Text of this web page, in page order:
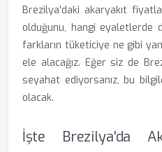
Brezilya'daki akaryakıt
olduğunu, hangi eyaletlerde
farkların tüketiciye ne gibi
ele alacağız. Eğer siz de
seyahat ediyorsanız, bu
olacak.
İşte Brezilya'da